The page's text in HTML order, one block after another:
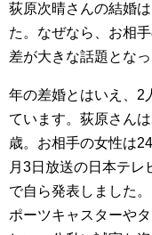
荻原次晴さんの結婚
た。なぜなら、お相
差が大きな話題となっ
年の差婚とはいえ、2
ています。荻原さん
歳。お相手の女性は
月3日放送の日本テレ
で自ら発表しました
ポーツキャスターや